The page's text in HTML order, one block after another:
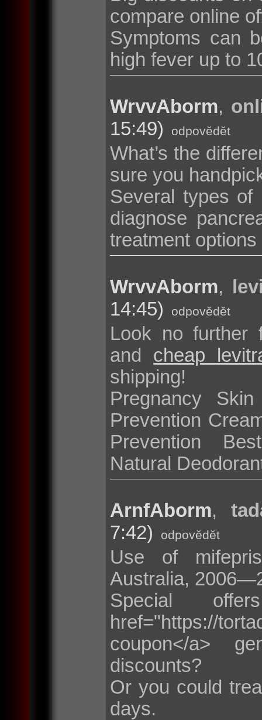
compare online
Symptoms can
high fever up to
WrvvAborm,
15:49)
odpovědět
What’s the
sure you
Several types
diagnose
treatment
WrvvAborm,
14:45)
odpovědět
Look no further
and cheap
shipping!
Pregnancy
Prevention
Prevention
Natural
ArnfAborm,
7:42)
odpovědět
Use of
Australia,
Special
href="https://
coupon</a>
discounts?
Or you could
days.